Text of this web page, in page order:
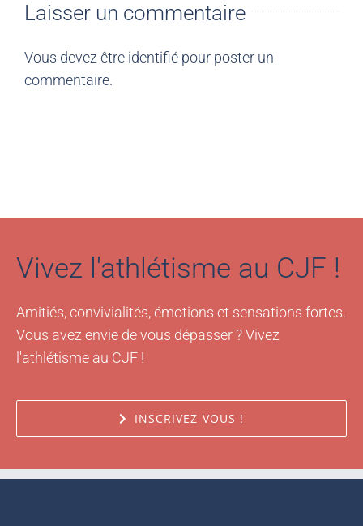
Laisser un commentaire
Vous devez être identifié pour poster un
commentaire.
Vivez l'athlétisme au CJF !
Amitiés, convivialités, émotions et sensations fortes.
Vous avez envie de vous dépasser ? Vivez
l'athlétisme au CJF !
INSCRIVEZ-VOUS !